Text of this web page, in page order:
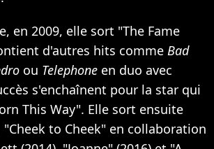
en 2009, elle sort "The Fame
d'autres hits comme Bad
ou Telephone en duo avec
s'enchaînent pour la star qui
This Way". Elle sort ensuite
"Cheek to Cheek" en collaboration